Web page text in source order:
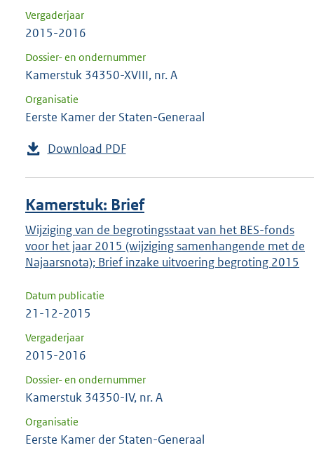
Vergaderjaar
2015-2016
Dossier- en ondernummer
Kamerstuk 34350-XVIII, nr. A
Organisatie
Eerste Kamer der Staten-Generaal
Download PDF
Kamerstuk: Brief
Wijziging van de begrotingsstaat van het BES-fonds
voor het jaar 2015 (wijziging samenhangende met de
Najaarsnota); Brief inzake uitvoering begroting 2015
Datum publicatie
21-12-2015
Vergaderjaar
2015-2016
Dossier- en ondernummer
Kamerstuk 34350-IV, nr. A
Organisatie
Eerste Kamer der Staten-Generaal